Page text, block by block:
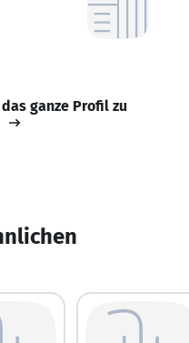
ganze Profil zu